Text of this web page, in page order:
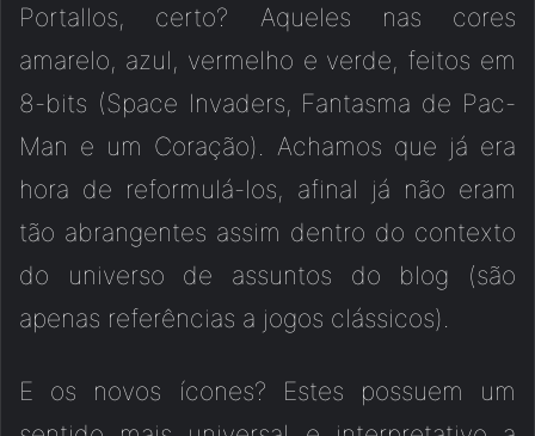
Portallos, certo? Aqueles nas cores
amarelo, azul, vermelho e verde, feitos em
8-bits (Space Invaders, Fantasma de Pac-
Man e um Coração). Achamos que já era
hora de reformulá-los, afinal já não eram
tão abrangentes assim dentro do contexto
do universo de assuntos do blog (são
apenas referências a jogos clássicos).
E os novos ícones? Estes possuem um